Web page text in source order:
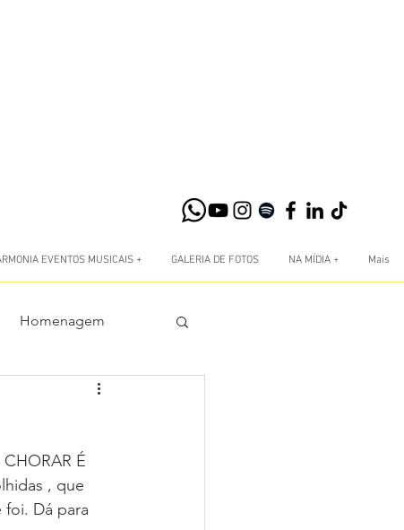
EVENTOS MUSICAIS + GALERIA DE FOTOS NA MÍDIA + Mais
Homenagem
Musicare
É
, que
Dá para